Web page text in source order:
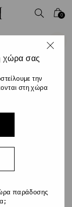
0
χώρα σας
την
στη χώρα
παράδοσης